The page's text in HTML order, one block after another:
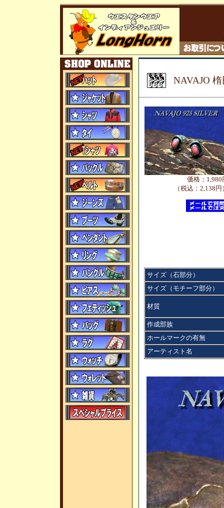
NAVAJO
価格：1,980
（税込：2,138円
サイズ（石部分）
サイズ（モチーフ部分）
材質
作成部族
ホールマークの有無
アーティスト名